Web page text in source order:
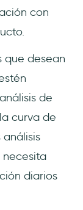
con
que desean
de
curva de
necesita
diarios